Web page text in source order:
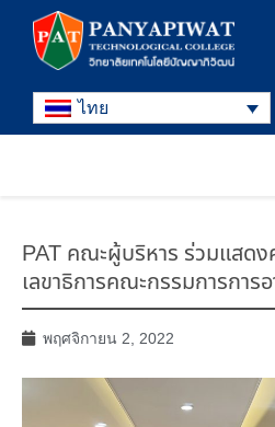
ไทย
PAT คณะผู้บริหาร ร่วมแสด
เลขาธิการคณะกรรมการการ
พฤศจิกายน 2, 2022